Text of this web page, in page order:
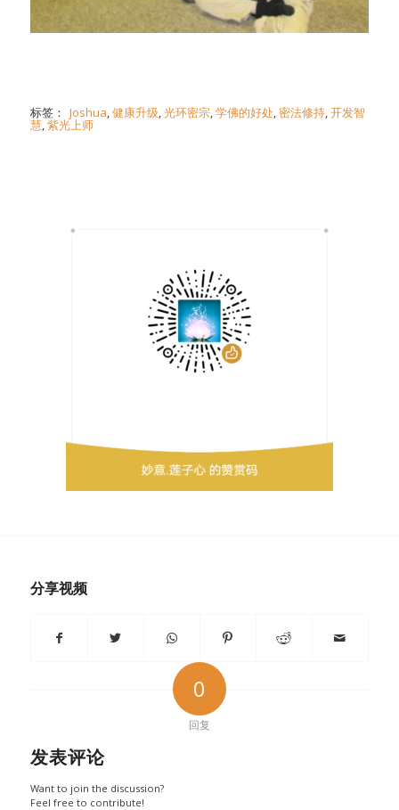
标签： Joshua 健康升级 光环密宗, 学佛的好处 密法修持, 开发智
慧, 紫光上师
分享视频
0
回复
发表评论
Want to join the discussion?
Feel free to contribute!